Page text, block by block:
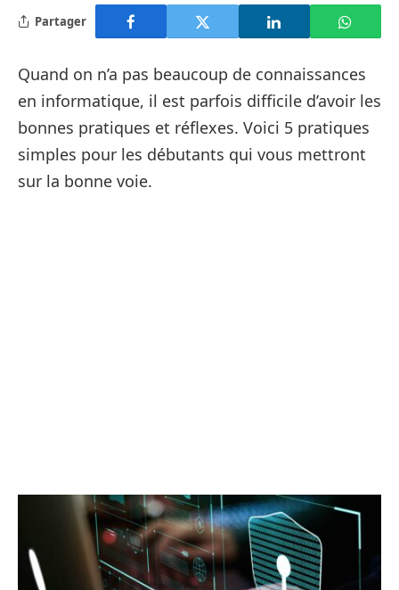
Partager
Quand on n’a pas beaucoup de connaissances
en informatique, il est parfois difficile d’avoir les
bonnes pratiques et réflexes. Voici 5 pratiques
simples pour les débutants qui vous mettront
sur la bonne voie.